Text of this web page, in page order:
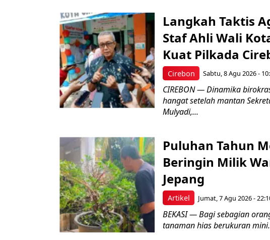
Cirebon
Langkah Taktis
Staf Ahli Wali
Kuat Pilkada
Sabtu, 8 Agu 2026 -
CIREBON — Dinamika
hangat setelah mantan
Mulyadi,...
Artikel
Puluhan Tahun
Beringin Milik
Jepang
Jumat, 7 Agu 2026 -
BEKASI — Bagi sebagian
tanaman hias berukuran